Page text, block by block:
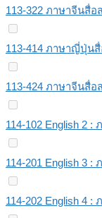
113-322 ภาษาจีนสื่อ
113-414 ภาษาญี่ปุ่น
113-424 ภาษาจีนสื่อ
114-102 English 2 :
114-201 English 3 :
114-202 English 4 :